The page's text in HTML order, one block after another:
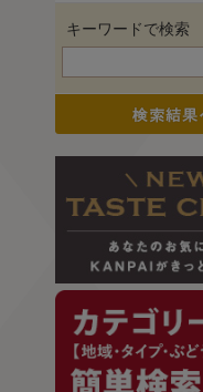
キーワードで検索